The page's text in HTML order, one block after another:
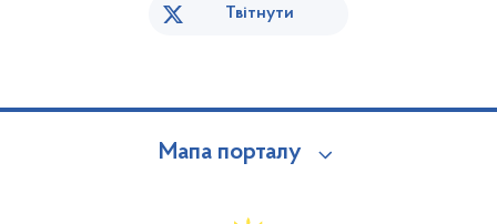
Твітнути
Мапа порталу